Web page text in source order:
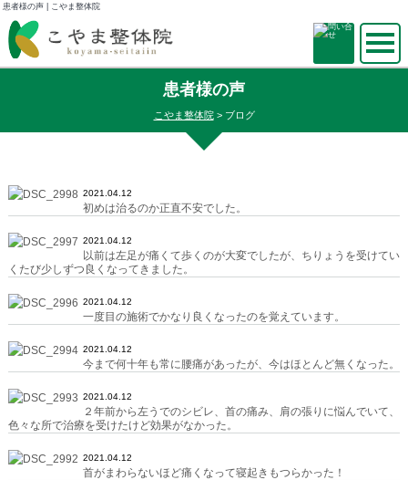
患者様の声 | こやま整体院
患者様の声
こやま整体院> ブログ
2021.04.12
初めは治るのか正直不安でした。
2021.04.12
以前は左足が痛くて歩くのが大変でしたが、ちりょうを受けてい
くたび少しずつ良くなってきました。
2021.04.12
一度目の施術でかなり良くなったのを覚えています。
2021.04.12
今まで何十年も常に腰痛があったが、今はほとんど無くなった。
2021.04.12
２年前から左うでのシビレ、首の痛み、肩の張りに悩んでいて、
色々な所で治療を受けたけど効果がなかった。
2021.04.12
首がまわらないほど痛くなって寝起きもつらかった！